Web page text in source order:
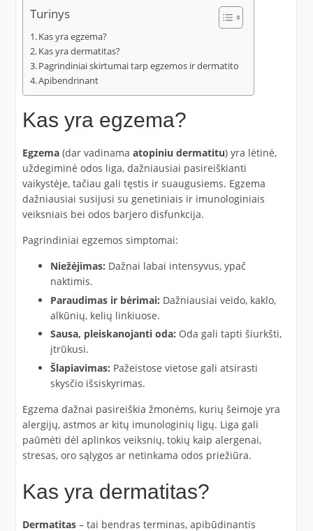
Turinys
Kas yra egzema?
Kas yra dermatitas?
Pagrindiniai skirtumai tarp egzemos ir dermatito
Apibendrinant
Kas yra egzema?
Egzema(dar vadinama atopiniu dermatitu) yra lėtinė,
uždegiminė odos liga, dažniausiai pasireiškianti
vaikystėje, tačiau gali tęstis ir suaugusiems. Egzema
dažniausiai susijusi su genetiniais ir imunologiniais
veiksniais bei odos barjero disfunkcija.
Pagrindiniai egzemos simptomai:
Niežėjimas: Dažnai labai intensyvus, ypač
naktimis.
Paraudimas ir bėrimai: Dažniausiai veido, kaklo,
alkūnių, kelių linkiuose.
Sausa, pleiskanojanti oda: Oda gali tapti šiurkšti,
įtrūkusi.
Šlapiavimas: Pažeistose vietose gali atsirasti
skysčio išsiskyrimas.
Egzema dažnai pasireiškia žmonėms, kurių šeimoje yra
alergijų, astmos ar kitų imunologinių ligų. Liga gali
paūmėti dėl aplinkos veiksnių, tokių kaip alergenai,
stresas, oro sąlygos ar netinkama odos priežiūra.
Kas yra dermatitas?
Dermatitas– tai bendras terminas, apibūdinantis